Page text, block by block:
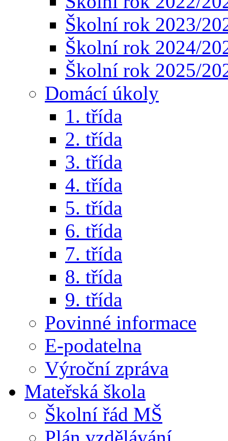
Školní rok 2023/
Školní rok 2024/
Školní rok 2025/
Domácí úkoly
1. třída
2. třída
3. třída
4. třída
5. třída
6. třída
7. třída
8. třída
9. třída
Povinné informace
E-podatelna
Výroční zpráva
Mateřská škola
Školní řád MŠ